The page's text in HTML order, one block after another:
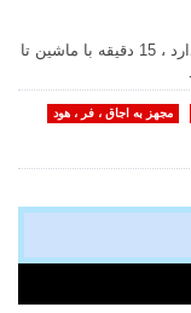
آپارتمان مجلل در دریا ، تنها 150 متر با دریا فاصله دارد ، 15 دقیقه با ماشین تا
مجهز به اجاق ، فر ، هود